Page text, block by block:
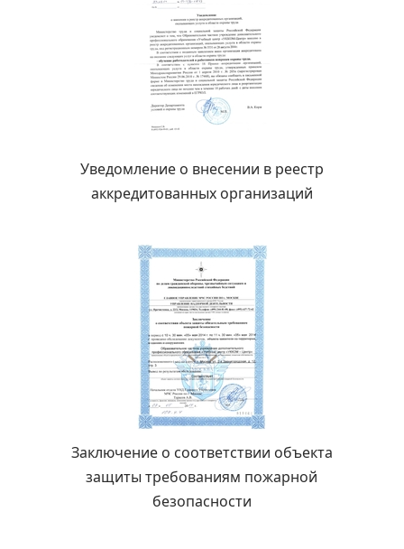
Уведомление о внесении в реестр
аккредитованных организаций
Заключение о соответствии объекта
защиты требованиям пожарной
безопасности